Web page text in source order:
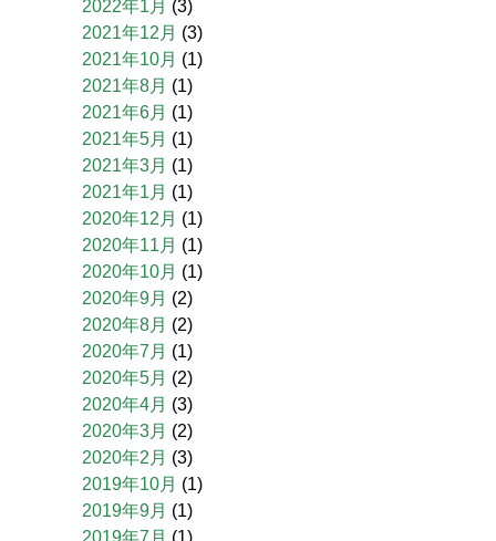
2022年1月 (3)
2021年12月 (3)
2021年10月 (1)
2021年8月 (1)
2021年6月 (1)
2021年5月 (1)
2021年3月 (1)
2021年1月 (1)
2020年12月 (1)
2020年11月 (1)
2020年10月 (1)
2020年9月 (2)
2020年8月 (2)
2020年7月 (1)
2020年5月 (2)
2020年4月 (3)
2020年3月 (2)
2020年2月 (3)
2019年10月 (1)
2019年9月 (1)
2019年7月 (1)